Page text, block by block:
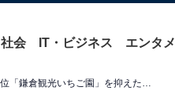
社会 IT・ビジネス エンタメ
好き＆行ってみたい「神奈川県のいちご狩りスポット」ランキング！ 2位「鎌倉観光いちご園」を抑えた1位は？